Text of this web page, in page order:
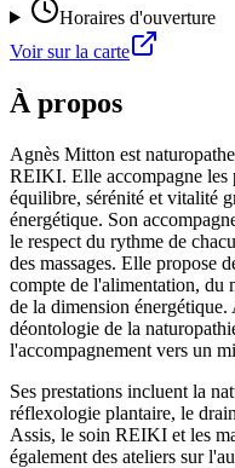
Horaires d'ouverture
Voir sur la carte
À propos
Agnès Mitton est
REIKI. Elle accompagne les
équilibre, sérénité et vitalité
énergétique. Son
le respect du rythme de
des massages. Elle propose
compte de l'alimentation, du
de la dimension
déontologie de la
l'accompagnement vers un
Ses prestations incluent la
réflexologie plantaire, le
Assis, le soin REIKI et les
également des ateliers sur